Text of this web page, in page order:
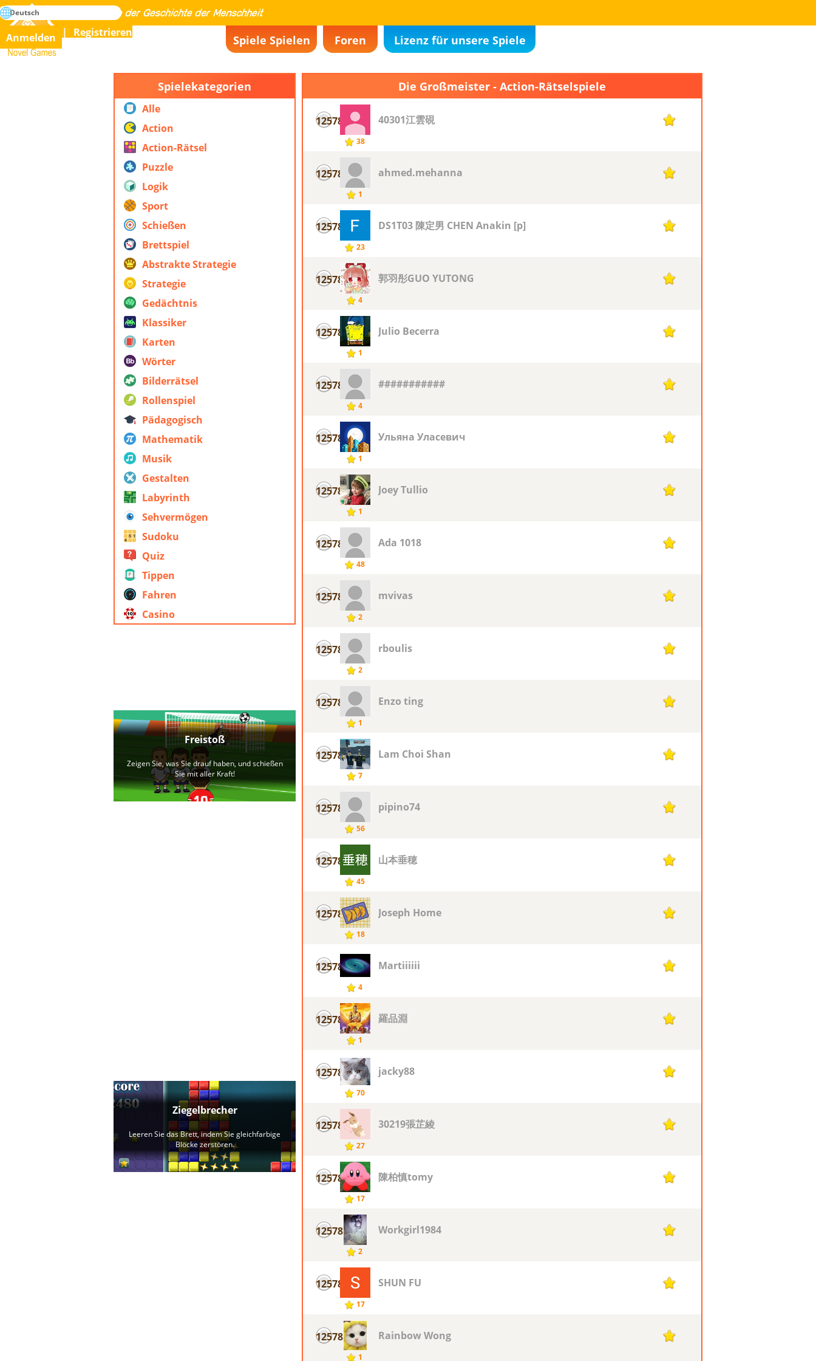
Novel Games
Meistern Sie alle Spiele der Geschichte der Menschheit
suche
Spiele Spielen Foren Lizenz für unsere Spiele
Anmelden Registrieren
Deutsch
Spielekategorien
Alle
Action
Action-Rätsel
Puzzle
Logik
Sport
Schießen
Brettspiel
Abstrakte Strategie
Strategie
Gedächtnis
Klassiker
Karten
Wörter
Bilderrätsel
Rollenspiel
Pädagogisch
Mathematik
Musik
Gestalten
Labyrinth
Sehvermögen
Sudoku
Quiz
Tippen
Fahren
Casino
Die Großmeister - Action-Rätselspiele
12578
38
40301江雲硯 1
12578
1
ahmed.mehanna 1
12578
23
DS1T03 陳定男 CHEN Anakin [p] 1
12578
4
郭羽彤GUO YUTONG 1
12578
1
Julio Becerra 1
12578
4
########### 1
12578
1
Ульяна Уласевич 1
12578
1
Joey Tullio 1
12578
48
Ada 1018 1
12578
2
mvivas 1
12578
2
rboulis 1
12578
1
Enzo ting 1
12578
7
Lam Choi Shan 1
12578
56
pipino74 1
12578
45
山本垂穂 1
12578
18
Joseph Home 1
12578
4
Martiiiiii 1
12578
1
羅品淵 1
12578
70
jacky88 1
12578
27
30219張芷綾 1
12578
17
陳柏慎tomy 1
12578
2
Workgirl1984 1
12578
17
SHUN FU 1
12578
1
Rainbow Wong 1